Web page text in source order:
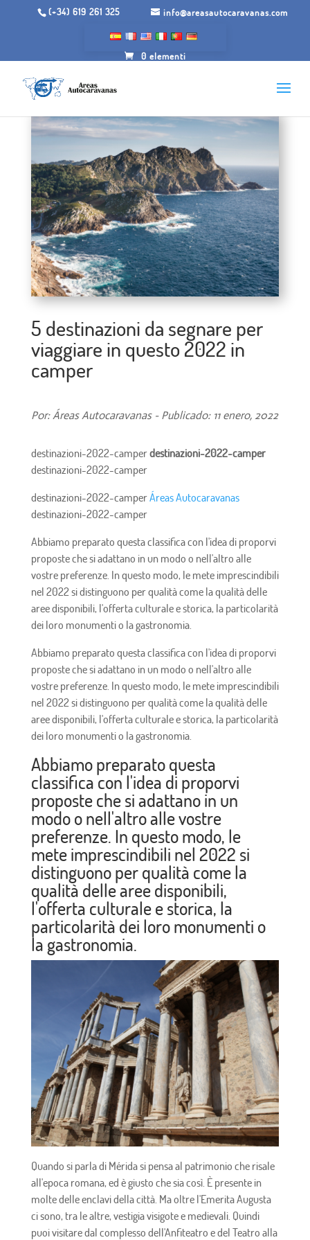
(+34) 619 261 325 info@areasautocaravanas.com
0 elementi
5 destinazioni da segnare per
viaggiare in questo 2022 in
camper
Por: Áreas Autocaravanas - Publicado: 11 enero, 2022
destinazioni-2022-camperdestinazioni-2022-camper
destinazioni-2022-camper
destinazioni-2022-camperÁreas Autocaravanas
destinazioni-2022-camper
Abbiamo preparato questa classifica con l'idea di proporvi
proposte che si adattano in un modo o nell'altro alle
vostre preferenze. In questo modo, le mete imprescindibili
nel 2022 si distinguono per qualità come la qualità delle
aree disponibili, l'offerta culturale e storica, la particolarità
dei loro monumenti o la gastronomia.
Abbiamo preparato questa classifica con l'idea di proporvi
proposte che si adattano in un modo o nell'altro alle
vostre preferenze. In questo modo, le mete imprescindibili
nel 2022 si distinguono per qualità come la qualità delle
aree disponibili, l'offerta culturale e storica, la particolarità
dei loro monumenti o la gastronomia.
Abbiamo preparato questa
classifica con l'idea di proporvi
proposte che si adattano in un
modo o nell'altro alle vostre
preferenze. In questo modo, le
mete imprescindibili nel 2022 si
distinguono per qualità come la
qualità delle aree disponibili,
l'offerta culturale e storica, la
particolarità dei loro monumenti o
la gastronomia.
Quando si parla di Mérida si pensa al patrimonio che risale
all'epoca romana, ed è giusto che sia così. È presente in
molte delle enclavi della città. Ma oltre l'Emerita Augusta
ci sono, tra le altre, vestigia visigote e medievali. Quindi
puoi visitare dal complesso dell'Anfiteatro e del Teatro alla